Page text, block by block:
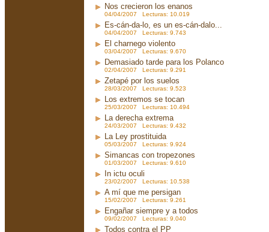
Nos crecieron los enanos
04/04/2007 Lecturas: 10.019
Es-cán-da-lo, es un es-cán-dalo...
04/04/2007 Lecturas: 9.743
El charnego violento
03/04/2007 Lecturas: 9.670
Demasiado tarde para los Polanco
02/04/2007 Lecturas: 9.291
Zetapé por los suelos
28/03/2007 Lecturas: 9.523
Los extremos se tocan
25/03/2007 Lecturas: 10.494
La derecha extrema
24/03/2007 Lecturas: 9.432
La Ley prostituida
05/03/2007 Lecturas: 9.924
Simancas con tropezones
01/03/2007 Lecturas: 9.610
In ictu oculi
23/02/2007 Lecturas: 10.538
A mí que me persigan
15/02/2007 Lecturas: 9.261
Engañar siempre y a todos
09/02/2007 Lecturas: 9.040
Todos contra el PP